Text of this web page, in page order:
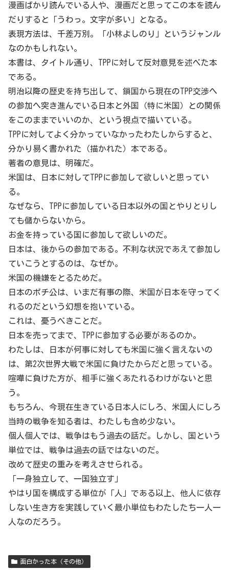
漫画ばかり読んでいる人や、漫画だと思ってこの本を読ん
だりすると「うわっ。文字が多い」となる。
表現方法は、千差万別。「小林よしのり」というジャンル
なのかもしれない。
本書は、タイトル通り、TPPに対して反対意見を述べた本
である。
明治以降の歴史を持ち出して、鎖国から現在のTPP交渉へ
の参加へ突き進んでいる日本と外国（特に米国）との関係
をこのままでいいのか、という視点で描いている。
TPPに対してよく分かっていなかったわたしからすると、
分かり易く書かれた（描かれた）本である。
著者の意見は、明確だ。
米国は、日本に対してTPPに参加して欲しいと思ってい
る。
なぜなら、TPPに参加している日本以外の国とやりとりし
ても儲からないから。
お金を持っている国に参加して欲しいのだ。
日本は、後からの参加である。不利な状況であえて参加し
ていこうとするのは、なぜか。
米国の機嫌をとるためだ。
日本のポチ公は、いまだ有事の際、米国が日本を守ってく
れるのだという幻想を抱いている。
これは、憂うべきことだ。
日本を売ってまで、TPPに参加する必要があるのか。
わたしは、日本が何事に対しても米国に強く言えないの
は、第2次世界大戦で米国に負けたからだと思っている。
喧嘩に負けた方が、相手に強くあたれるわけがないと思
う。
もちろん、今現在生きている日本人にしろ、米国人にしろ
当時の戦争を知る者は、わたしも含め少ない。
個人個人では、戦争はもう過去の話だ。しかし、国という
単位では、戦争は過去の話ではないのだ。
改めて歴史の重みを考えさせられる。
「一身独立して、一国独立す」
やはり国を構成する単位が「人」である以上、他人に依存
しない生き方を実践していく最小単位もわたしたち一人一
人なのだろう。
面白かった本（その他）